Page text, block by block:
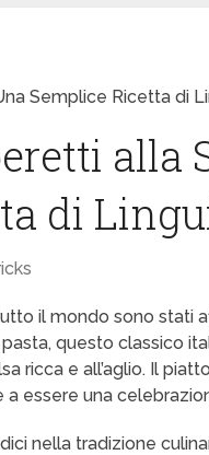
Semplice Ricetta di
alla
di
il mondo sono stati
questo classico
ricca e all’aglio. Il
essere una
nella tradizione